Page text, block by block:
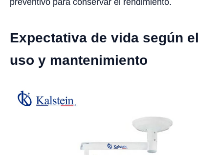
Expectativa de vida según el
uso y mantenimiento